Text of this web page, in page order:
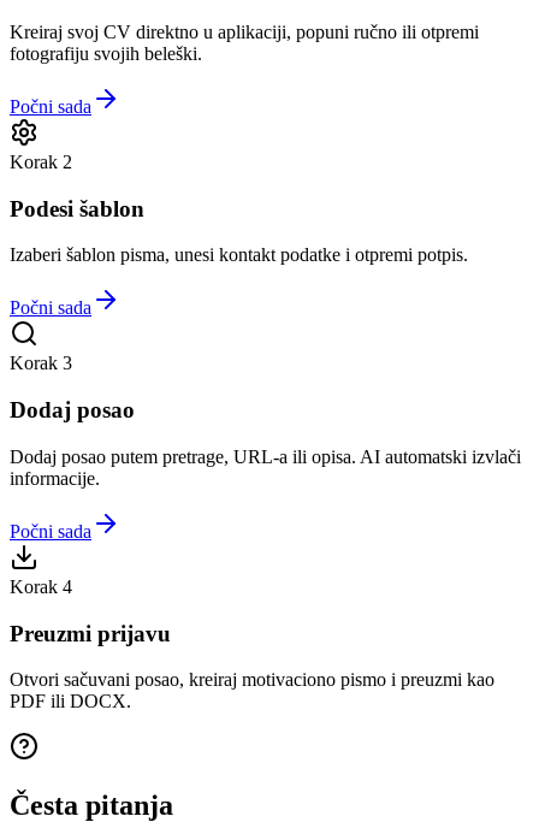
Kreiraj svoj CV direktno u aplikaciji, popuni ručno ili otpremi
fotografiju svojih beleški.
Počni sada
Korak 2
Podesi šablon
Izaberi šablon pisma, unesi kontakt podatke i otpremi potpis.
Počni sada
Korak 3
Dodaj posao
Dodaj posao putem pretrage, URL-a ili opisa. AI automatski izvlači
informacije.
Počni sada
Korak 4
Preuzmi prijavu
Otvori sačuvani posao, kreiraj motivaciono pismo i preuzmi kao
PDF ili DOCX.
Česta pitanja